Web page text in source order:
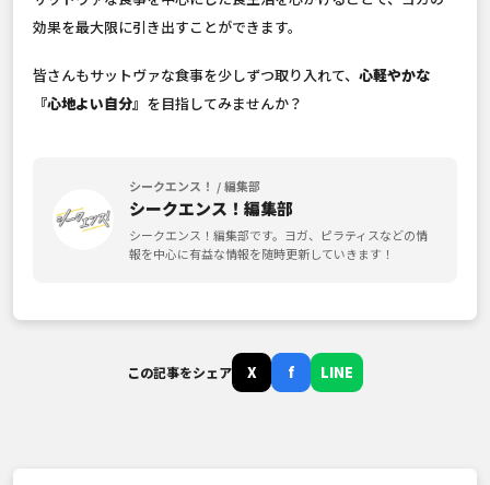
効果を最大限に引き出すことができます。
皆さんもサットヴァな食事を少しずつ取り入れて、 心軽やかな
『心地よい自分』 を目指してみませんか？
シークエンス！ / 編集部
シークエンス！編集部
シークエンス！編集部です。ヨガ、ピラティスなどの情
報を中心に有益な情報を随時更新していきます！
この記事をシェア X f LINE